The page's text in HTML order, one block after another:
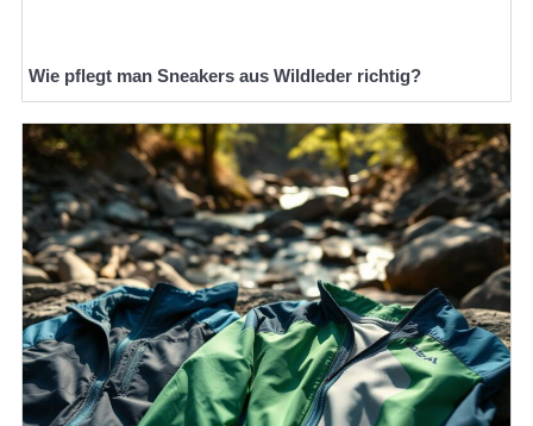
Wie pflegt man Sneakers aus Wildleder richtig?